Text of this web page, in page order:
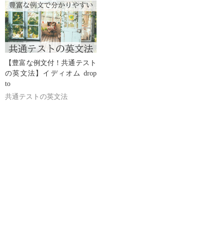
【豊富な例文付！共通テスト
の英文法】イディオム drop
to
共通テストの英文法